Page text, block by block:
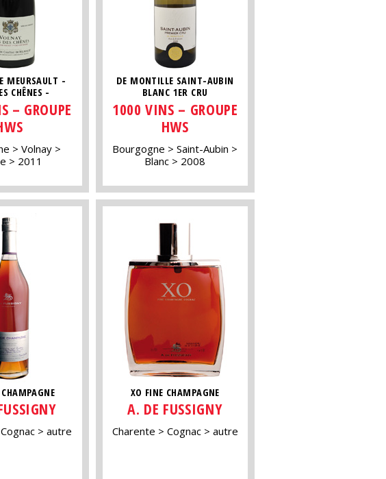
MEURSAULT -
CHÊNES -
– GROUPE
Volnay
2011
DE MONTILLE SAINT-AUBIN
BLANC 1ER CRU
1000 VINS – GROUPE
HWS
Bourgogne
Saint-Aubin
Blanc
2008
Cognac autre
XO FINE CHAMPAGNE
A. DE FUSSIGNY
Charente Cognac autre